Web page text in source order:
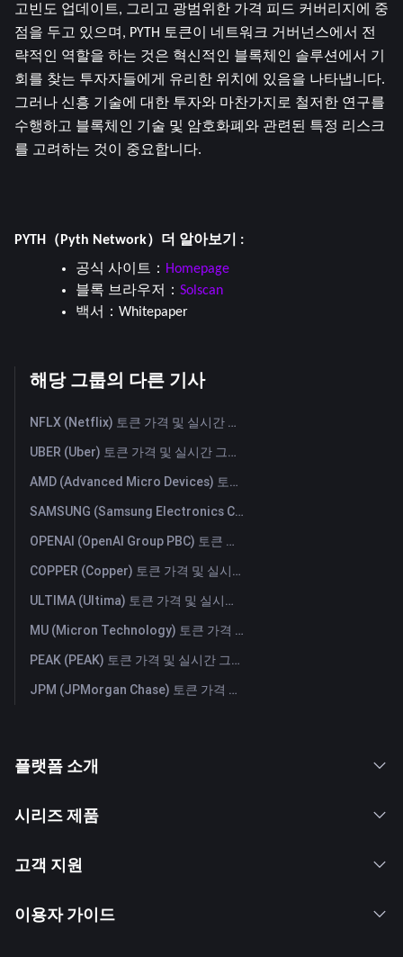
고빈도 업데이트, 그리고 광범위한 가격 피드 커버리지에 중
점을 두고 있으며, PYTH 토큰이 네트워크 거버넌스에서 전
략적인 역할을 하는 것은 혁신적인 블록체인 솔루션에서 기
회를 찾는 투자자들에게 유리한 위치에 있음을 나타냅니다.
그러나 신흥 기술에 대한 투자와 마찬가지로 철저한 연구를
수행하고 블록체인 기술 및 암호화폐와 관련된 특정 리스크
를 고려하는 것이 중요합니다.
PYTH（Pyth Network）더 알아보기 :
공식 사이트： Homepage
블록 브라우저： Solscan
백서： Whitepaper
해당 그룹의 다른 기사
NFLX (Netflix) 토큰 가격 및 실시간 그래프
UBER (Uber) 토큰 가격 및 실시간 그래프
AMD (Advanced Micro Devices) 토큰 가격 및 실시간 그래프
SAMSUNG (Samsung Electronics Co., Ltd) 토큰 가격 및 실시간 그래프
OPENAI (OpenAI Group PBC) 토큰 가격 및 실시간 그래프
COPPER (Copper) 토큰 가격 및 실시간 그래프
ULTIMA (Ultima) 토큰 가격 및 실시간 그래프
MU (Micron Technology) 토큰 가격 및 실시간 그래프
PEAK (PEAK) 토큰 가격 및 실시간 그래프
JPM (JPMorgan Chase) 토큰 가격 및 실시간 그래프
플랫폼 소개
시리즈 제품
고객 지원
이용자 가이드